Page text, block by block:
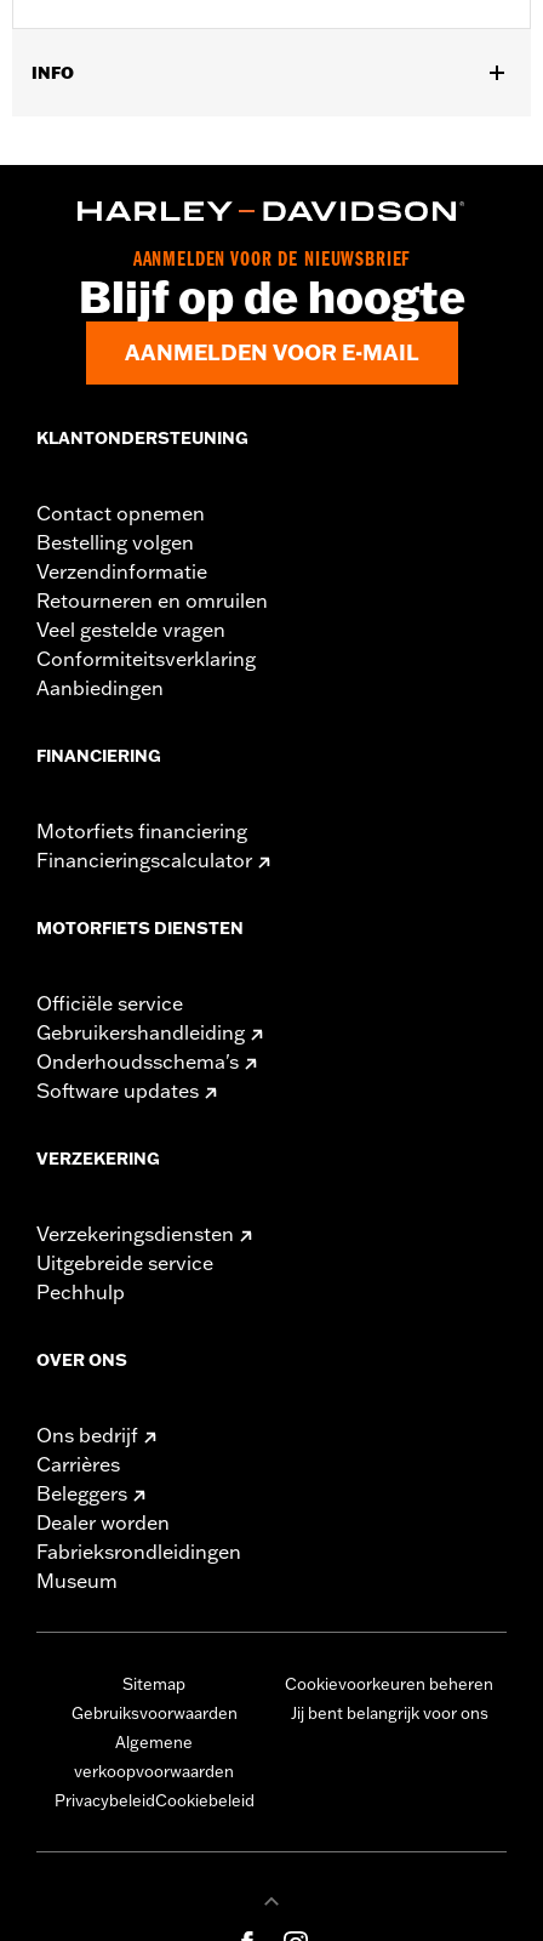
INFO
Zijde motorfiets:LInks en rechts
Chromen schakelaarcovers met verwijdertool
AANMELDEN VOOR DE NIEUWSBRIEF
Blijf op de hoogte
AANMELDEN VOOR E-MAIL
KLANTONDERSTEUNING
Contact opnemen
Bestelling volgen
Verzendinformatie
Retourneren en omruilen
Veel gestelde vragen
Conformiteitsverklaring
Aanbiedingen
FINANCIERING
Motorfiets financiering
Financieringscalculator
MOTORFIETS DIENSTEN
Officiële service
Gebruikershandleiding
Onderhoudsschema's
Software updates
VERZEKERING
Verzekeringsdiensten
Uitgebreide service
Pechhulp
OVER ONS
Ons bedrijf
Carrières
Beleggers
Dealer worden
Fabrieksrondleidingen
Museum
Sitemap
Gebruiksvoorwaarden
Algemene
verkoopvoorwaarden
PrivacybeleidCookiebeleid
Cookievoorkeuren beheren
Jij bent belangrijk voor ons